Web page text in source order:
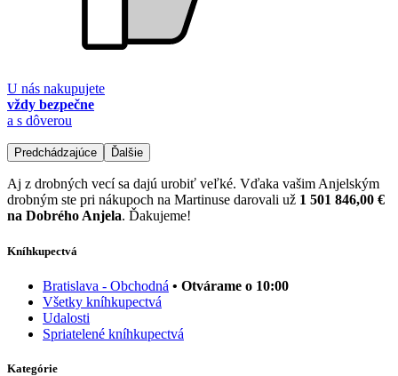
U nás nakupujete
vždy bezpečne
a s dôverou
Predchádzajúce Ďalšie
Aj z drobných vecí sa dajú urobiť veľké. Vďaka vašim Anjelským
drobným ste pri nákupoch na Martinuse darovali už 1 501 846,00 €
na Dobrého Anjela. Ďakujeme!
Kníhkupectvá
Bratislava - Obchodná • Otvárame o 10:00
Všetky kníhkupectvá
Udalosti
Spriatelené kníhkupectvá
Kategórie